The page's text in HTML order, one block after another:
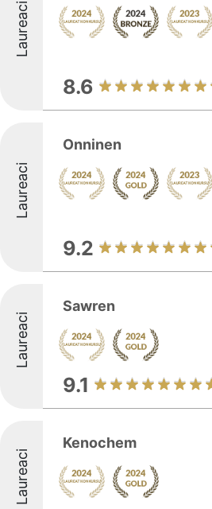
Laureaci
8.6
Laureaci
Onninen
9.2
Laureaci
Sawren
9.1
Laureaci
Kenochem